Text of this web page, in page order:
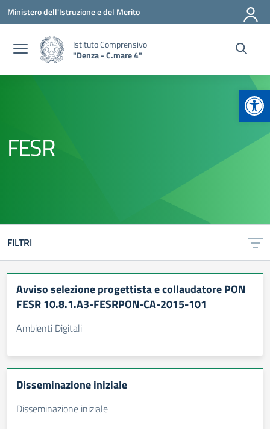
Vai ai contenuti
Vai al menu di navigazione
Vai al footer
Ministero dell'Istruzione e del Merito
Istituto Comprensivo
"Denza - C.mare 4"
FESR
FILTRI
Avviso selezione progettista e collaudatore PON
FESR 10.8.1.A3-FESRPON-CA-2015-101
Ambienti Digitali
Disseminazione iniziale
Disseminazione iniziale